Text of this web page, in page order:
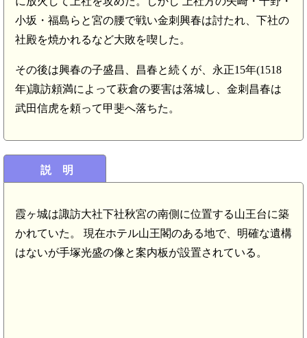
小坂・福島らと宮の腰で戦い金刺興春は討たれ、下社の
社殿を焼かれるなど大敗を喫した。
その後は興春の子盛昌、昌春と続くが、永正15年(1518
年)諏訪頼満によって萩倉の要害は落城し、金刺昌春は
武田信虎を頼って甲斐へ落ちた。
説 明
霞ヶ城は諏訪大社下社秋宮の南側に位置する山王台に築
かれていた。 現在ホテル山王閣のある地で、明確な遺構
はないが手塚光盛の像と案内板が設置されている。